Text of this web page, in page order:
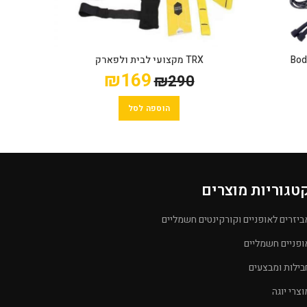
TRX מקצועי לבית ולפארק
₪290
₪169
הוספה לסל
מוצרים
לאופניים וקורקינטים חשמליים
חשמליים
ומבצעים
יוגה